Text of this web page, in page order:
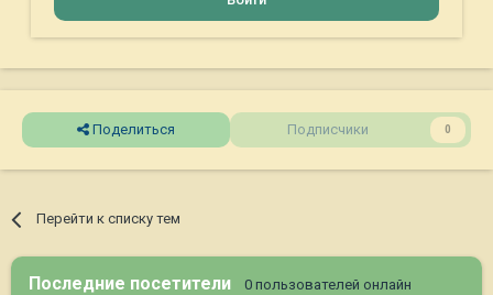
Поделиться Подписчики 0
Перейти к списку тем
Последние посетители 0 пользователей онлайн